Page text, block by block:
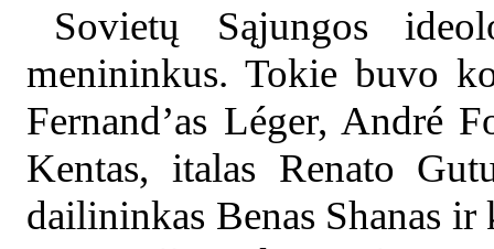
Sovietų Sąjungos
menininkus. Tokie buvo
Fernand’as Léger, André
Kentas, italas Renato
dailininkas Benas Shanas